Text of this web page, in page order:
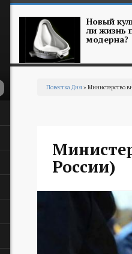
Новый
ли жизнь
модерна?
Повестка Дня» Министерство
России)